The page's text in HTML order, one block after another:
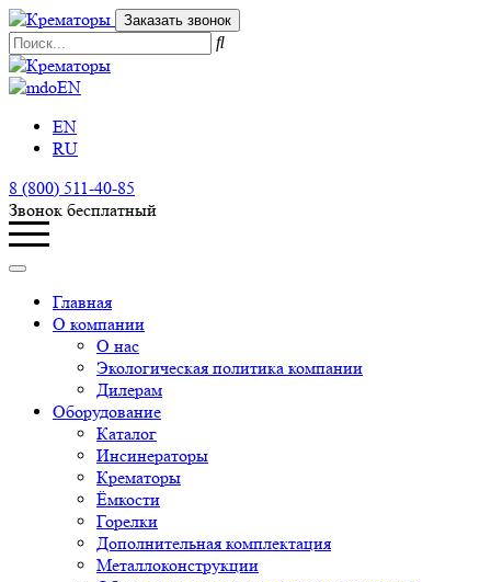
Заказать звонок
EN
EN
RU
8 (800) 511-40-85
Звонок бесплатный
Главная
О компании
О нас
Экологическая политика компании
Дилерам
Оборудование
Каталог
Инсинераторы
Крематоры
Ёмкости
Горелки
Дополнительная комплектация
Металлоконструкции